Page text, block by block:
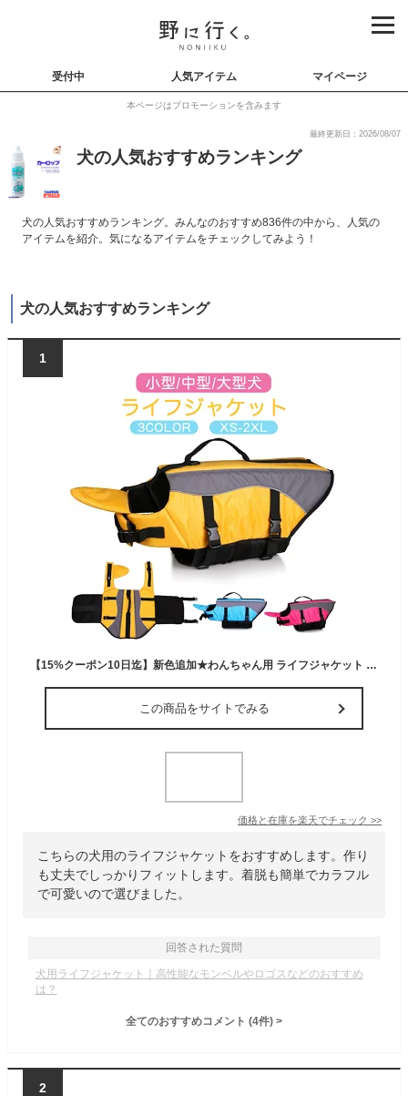
受付中 人気アイテム マイページ
本ページはプロモーションを含みます
最終更新日：2026/08/07
犬の人気おすすめランキング
犬の人気おすすめランキング。みんなのおすすめ836件の中から、人気の
アイテムを紹介。気になるアイテムをチェックしてみよう！
犬の人気おすすめランキング
1
【15%クーポン10日迄】新色追加★わんちゃん用 ライフジャケット 犬 大型犬 あごのせ 小型犬 中型犬 水遊び 海 川 救命胴衣 ペット 犬用 フローティングベスト ライフベスト ペット用品 犬用ライフジャケット 犬のライフジャケット ライフジャケット 浮き輪 海水浴
この商品をサイトでみる
価格と在庫を楽天でチェック >>
こちらの犬用のライフジャケットをおすすめします。作り
も丈夫でしっかりフィットします。着脱も簡単でカラフル
で可愛いので選びました。
回答された質問
犬用ライフジャケット｜高性能なモンベルやロゴスなどのおすすめ
は？
全てのおすすめコメント (4件) >
2